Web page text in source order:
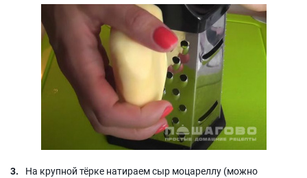
На крупной тёрке натираем сыр моцареллу (можно